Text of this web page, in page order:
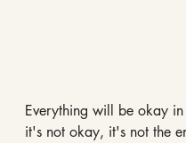
Everything will be okay
it's not okay, it's not the